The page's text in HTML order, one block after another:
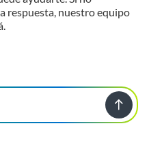
respuesta, nuestro equipo